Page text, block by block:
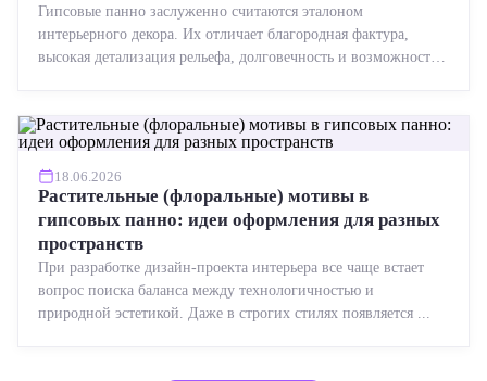
Гипсовые панно заслуженно считаются эталоном
интерьерного декора. Их отличает благородная фактура,
высокая детализация рельефа, долговечность и возможность
18.06.2026
Растительные (флоральные) мотивы в
гипсовых панно: идеи оформления для разных
пространств
При разработке дизайн-проекта интерьера все чаще встает
вопрос поиска баланса между технологичностью и
природной эстетикой. Даже в строгих стилях появляется ...